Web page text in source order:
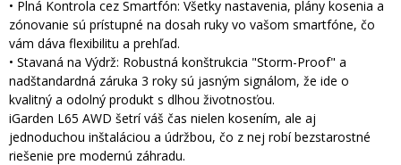
• Plná Kontrola cez Smartfón: Všetky nastavenia, plány kosenia a
zónovanie sú prístupné na dosah ruky vo vašom smartfóne, čo
vám dáva flexibilitu a prehľad.
• Stavaná na Výdrž: Robustná konštrukcia "Storm-Proof" a
nadštandardná záruka 3 roky sú jasným signálom, že ide o
kvalitný a odolný produkt s dlhou životnosťou.
iGarden L65 AWD šetrí váš čas nielen kosením, ale aj
jednoduchou inštaláciou a údržbou, čo z nej robí bezstarostné
riešenie pre modernú záhradu.